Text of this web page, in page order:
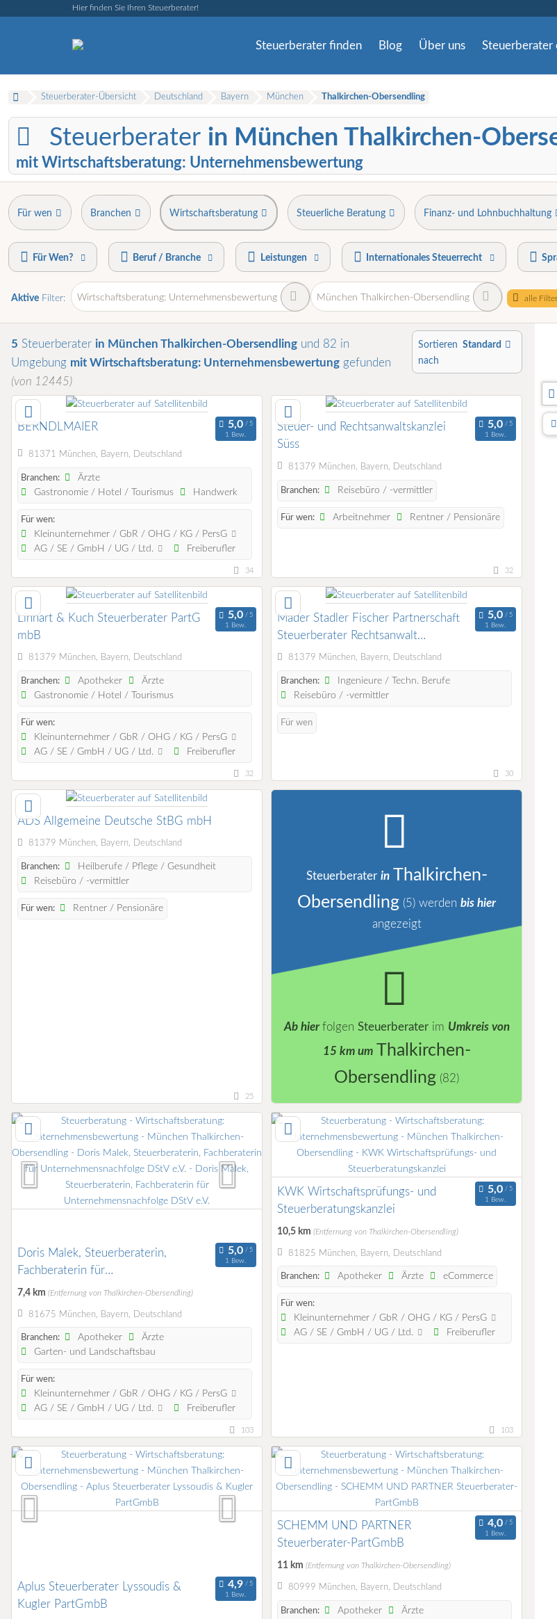
Hier finden Sie Ihren Steuerberater!
Steuerberater finden Blog Über uns Steuerberater
Steuerberater-Übersicht Deutschland Bayern München Thalkirchen-Obersendling
Steuerberater in München Thalkirchen-
mit Wirtschaftsberatung: Unternehmensbewertung
Für wen Branchen Wirtschaftsberatung Steuerliche Beratung Finanz- und Lohnbuchhaltung
Für Wen? Beruf / Branche Leistungen Internationales Steuerrecht
Aktive Filter: Wirtschaftsberatung: Unternehmensbewertung München Thalkirchen-Obersendling alle
5 Steuerberater in München Thalkirchen-Obersendling und 82 in
Umgebung mit Wirtschaftsberatung: Unternehmensbewertung gefunden
(von 12445)
Sortieren
nach
Standard
BERNDLMAIER
1 Bew.
81371 München, Bayern, Deutschland
Branchen:
Ärzte
Gastronomie / Hotel / Tourismus
Handwerk
Für wen:
Kleinunternehmer / GbR / OHG / KG / PersG
AG / SE / GmbH / UG / Ltd.
Freiberufler
34
Steuer- und Rechtsanwaltskanzlei
Süss
1 Bew.
81379 München, Bayern, Deutschland
Branchen: Reisebüro / -vermittler
Für wen: Arbeitnehmer Rentner / Pensionäre
32
Linhart & Kuch Steuerberater PartG
mbB
1 Bew.
81379 München, Bayern, Deutschland
Branchen: Apotheker
Ärzte
Gastronomie / Hotel / Tourismus
Für wen:
Kleinunternehmer / GbR / OHG / KG / PersG
AG / SE / GmbH / UG / Ltd.
Freiberufler
32
Mader Stadler Fischer Partnerschaft
Steuerberater Rechtsanwalt
Wirtschaftsprüfer
1 Bew.
81379 München, Bayern, Deutschland
Branchen:
Ingenieure / Techn. Berufe
Reisebüro / -vermittler
Für wen
30
ADS Allgemeine Deutsche StBG mbH
81379 München, Bayern, Deutschland
Branchen:
Heilberufe / Pflege / Gesundheit
Reisebüro / -vermittler
Für wen: Rentner / Pensionäre
25
Steuerberater in
Thalkirchen-
Obersendling (5) werden bis hier
angezeigt
Ab hierfolgen Steuerberaterim Umkreis von
15 km um Thalkirchen-
Obersendling (82)
Doris Malek, Steuerberaterin,
Fachberaterin für
Unternehmensnachfolge DStV e.V.
1 Bew.
7,4 km (Entfernung von Thalkirchen-Obersendling)
81675 München, Bayern, Deutschland
Branchen: Apotheker
Ärzte
Garten- und Landschaftsbau
Für wen:
Kleinunternehmer / GbR / OHG / KG / PersG
AG / SE / GmbH / UG / Ltd.
Freiberufler
103
KWK Wirtschaftsprüfungs- und
Steuerberatungskanzlei
1 Bew.
10,5 km (Entfernung von Thalkirchen-Obersendling)
81825 München, Bayern, Deutschland
Branchen: Apotheker Ärzte eCommerce
Für wen:
Kleinunternehmer / GbR / OHG / KG / PersG
AG / SE / GmbH / UG / Ltd.
Freiberufler
103
Aplus Steuerberater Lyssoudis &
Kugler PartGmbB
1 Bew.
SCHEMM UND PARTNER
Steuerberater-PartGmbB
1 Bew.
11 km (Entfernung von Thalkirchen-Obersendling)
80999 München, Bayern, Deutschland
Branchen: Apotheker
Ärzte